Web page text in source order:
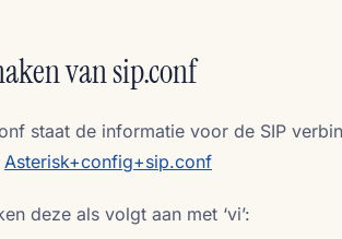
van sip.conf
staat de informatie voor de SIP
Asterisk+config+sip.conf
deze als volgt aan met ‘vi’: